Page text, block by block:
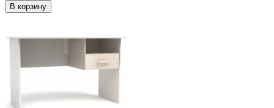
В корзину